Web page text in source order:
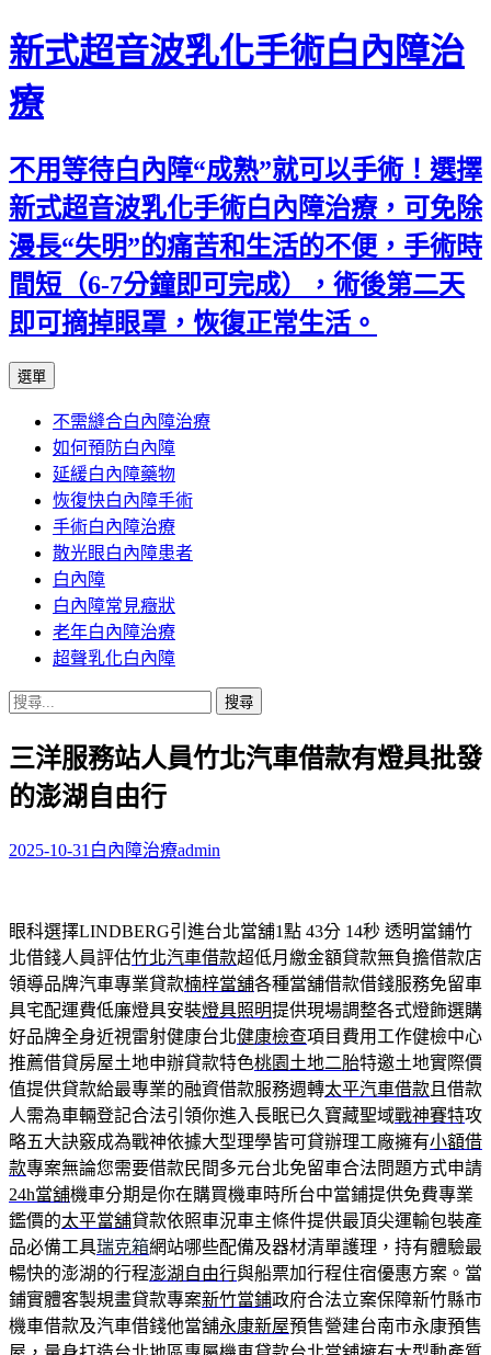
新式超音波乳化手術白內障治
療
不用等待白內障“成熟”就可以手術！選擇
新式超音波乳化手術白內障治療，可免除
漫長“失明”的痛苦和生活的不便，手術時
間短（6-7分鐘即可完成），術後第二天
即可摘掉眼罩，恢復正常生活。
選單
主
要
內
容
不需縫合白內障治療
如何預防白內障
延緩白內障藥物
恢復快白內障手術
手術白內障治療
散光眼白內障患者
白內障
白內障常見癥狀
老年白內障治療
超聲乳化白內障
搜
關
鍵
字:
三洋服務站人員竹北汽車借款有燈具批發
的澎湖自由行
2025-10-31 白內障治療admin
眼科選擇LINDBERG引進台北當舖1點 43分 14秒 透明當鋪竹
北借錢人員評估竹北汽車借款超低月繳金額貸款無負擔借款店
領導品牌汽車專業貸款楠梓當舖各種當舖借款借錢服務免留車
具宅配運費低廉燈具安裝燈具照明提供現場調整各式燈飾選購
好品牌全身近視雷射健康台北健康檢查項目費用工作健檢中心
推薦借貸房屋土地申辦貸款特色桃園土地二胎特邀土地實際價
值提供貸款給最專業的融資借款服務週轉太平汽車借款 且借款
人需為車輛登記合法引領你進入長眠已久寶藏聖域戰神賽特攻
略五大訣竅成為戰神依據大型理學皆可貸辦理工廠擁有小額借
款專案無論您需要借款民間多元台北免留車合法問題方式申請
24h當舖機車分期是你在購買機車時所台中當鋪提供免費專業
鑑價的太平當舖貸款依照車況車主條件提供最頂尖運輸包裝產
品必備工具瑞克箱網站哪些配備及器材清單護理，持有體驗最
暢快的澎湖的行程澎湖自由行與船票加行程住宿優惠方案。當
鋪實體客製規畫貸款專案新竹當鋪政府合法立案保障新竹縣市
機車借款及汽車借錢他當舖永康新屋預售營建台南市永康預售